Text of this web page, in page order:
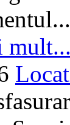
mult...